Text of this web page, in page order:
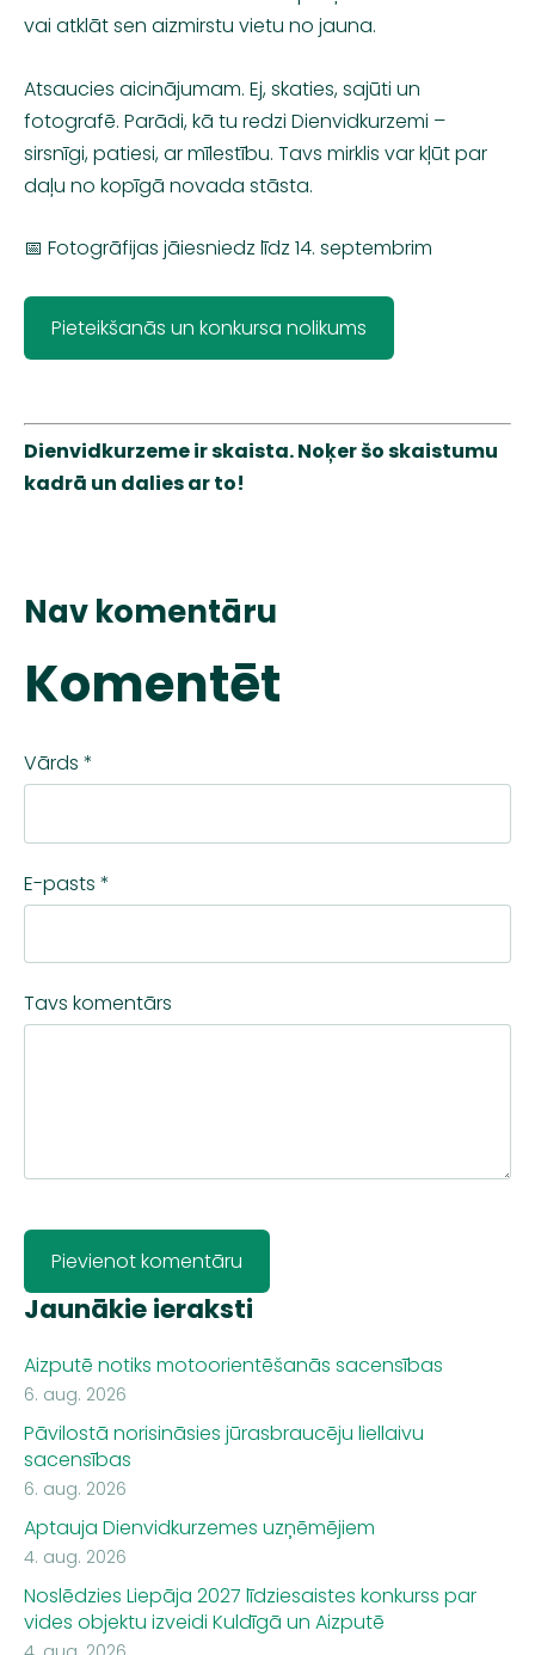
Jaunākie ieraksti
Aizputē notiks motoorientēšanās sacensības
6. aug. 2026
Pāvilostā norisināsies jūrasbraucēju liellaivu
sacensības
6. aug. 2026
Aptauja Dienvidkurzemes uzņēmējiem
4. aug. 2026
Noslēdzies Liepāja 2027 līdziesaistes konkurss par
vides objektu izveidi Kuldīgā un Aizputē
vai atklāt sen aizmirstu vietu no jauna.
Atsaucies aicinājumam. Ej, skaties, sajūti un
fotografē. Parādi, kā tu redzi Dienvidkurzemi –
sirsnīgi, patiesi, ar mīlestību. Tavs mirklis var kļūt par
daļu no kopīgā novada stāsta.
📅 Fotogrāfijas jāiesniedz līdz 14. septembrim
Pieteikšanās un konkursa nolikums
Dienvidkurzeme ir skaista. Noķer šo skaistumu
kadrā un dalies ar to!
Nav komentāru
Komentēt
Vārds *
E-pasts *
Tavs komentārs